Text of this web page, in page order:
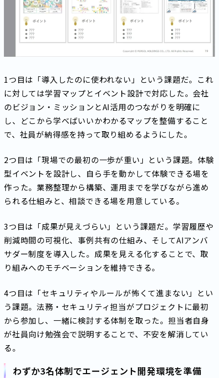
1つ目は「導入したのに使われない」という課題だ。これ
に対しては学習マップとイベント設計で対応した。会社
のビジョン・ミッションとAI活用のつながりを明確に
し、どこから学べばいいかわかるマップを整備すること
で、社員が納得感を持って取り組めるようにした。
2つ目は「現場での最初の一歩が重い」という課題。体験
型イベントを設計し、自ら手を動かして体験できる場を
作った。業務整理から構築、運用までを学びながら進め
られる仕組みと、相談できる場を用意している。
3つ目は「成果が見えづらい」という課題だ。学習履歴や
削減時間の可視化、事例共有の仕組み、そしてAIアンバ
サダー制度を導入した。成果を見える化することで、取
り組みへのモチベーションを維持できる。
4つ目は「セキュリティやルールが怖くて進まない」とい
う課題。法務・セキュリティ担当がプロジェクトに最初
から参加し、一緒に検討する体制を取った。担当者自身
が社員向け勉強会で説明することで、不安を解消してい
る。
わずか3名体制でエージェント開発環境を準備